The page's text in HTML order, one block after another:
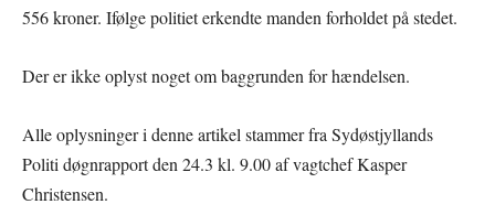
556 kroner. Ifølge politiet erkendte manden forholdet på stedet.
Der er ikke oplyst noget om baggrunden for hændelsen.
Alle oplysninger i denne artikel stammer fra Sydøstjyllands
Politi døgnrapport den 24.3 kl. 9.00 af vagtchef Kasper
Christensen.